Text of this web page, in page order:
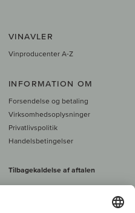
VINAVLER
Vinproducenter A-Z
INFORMATION OM
Forsendelse og betaling
Virksomhedsoplysninger
Privatlivspolitik
Handelsbetingelser
Tilbagekaldelse af aftalen
Alle priser er inkl. moms, plus 39
450 DKK gratis fragt